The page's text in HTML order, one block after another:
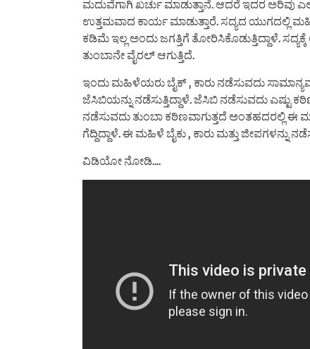
ಮದುವೆಗಾಗಿ ಖರ್ಚು ಮಾಡುತ್ತಾನೆ. ಆದರೆ ಇದರ ಅರಿವು
ಉತ್ತಮವಾದ ಕಾರ್ಯ ಮಾಡುತ್ತಾರೆ. ಸದ್ಯದ ಯುಗದಲ್ಲಿ
ಕಡಿಮೆ ಇಲ್ಲ ಅಂದು ಜಗತ್ತಿಗೆ
ತುಂಬಾನೇ ವೈರಲ್ ಆಗುತ್ತಿದೆ.
ಇಂದು ಮಹಿಳೆಯರು ಬೈಕ್ , ಕಾರು ನಡೆಸುವದು
ಜೆಸಿಬಿಯನ್ನು ನಡೆಸುತ್ತಿದ್ದಾಳೆ. ಜೆಸಿಬಿ ನಡೆಸುವದು ಎಷ್ಟು
ನಡೆಸುವದು ತುಂಬಾ ಕಠಿಣವಾಗುತ್ತದೆ ಅಂತಹದರಲ್ಲಿ ಈ
ಗೆದ್ದಿದ್ದಾಳೆ. ಈ ಮಹಿಳೆ ಬೈಕು , ಕಾರು ಮತ್ತು ಜೀಪಗಳನ್ನು
ವಿಡಿಯೋ ನೋಡಿ….